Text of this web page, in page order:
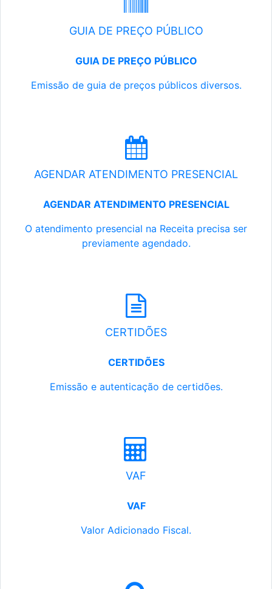
GUIA DE PREÇO PÚBLICO
GUIA DE PREÇO PÚBLICO
Emissão de guia de preços públicos diversos.
AGENDAR ATENDIMENTO PRESENCIAL
AGENDAR ATENDIMENTO PRESENCIAL
O atendimento presencial na Receita precisa ser
previamente agendado.
CERTIDÕES
CERTIDÕES
Emissão e autenticação de certidões.
VAF
VAF
Valor Adicionado Fiscal.